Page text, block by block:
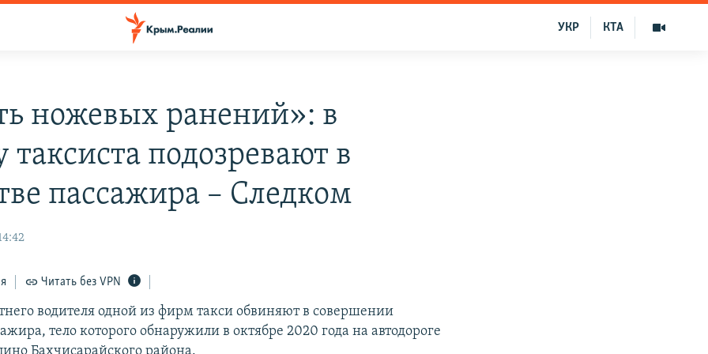
КТА
УКР
ножевых ранений»: в
подозревают в
пассажира – Следком
Читать без VPN
водителя одной из фирм такси обвиняют в совершении
тело которого обнаружили в октябре 2020 года на автодороге